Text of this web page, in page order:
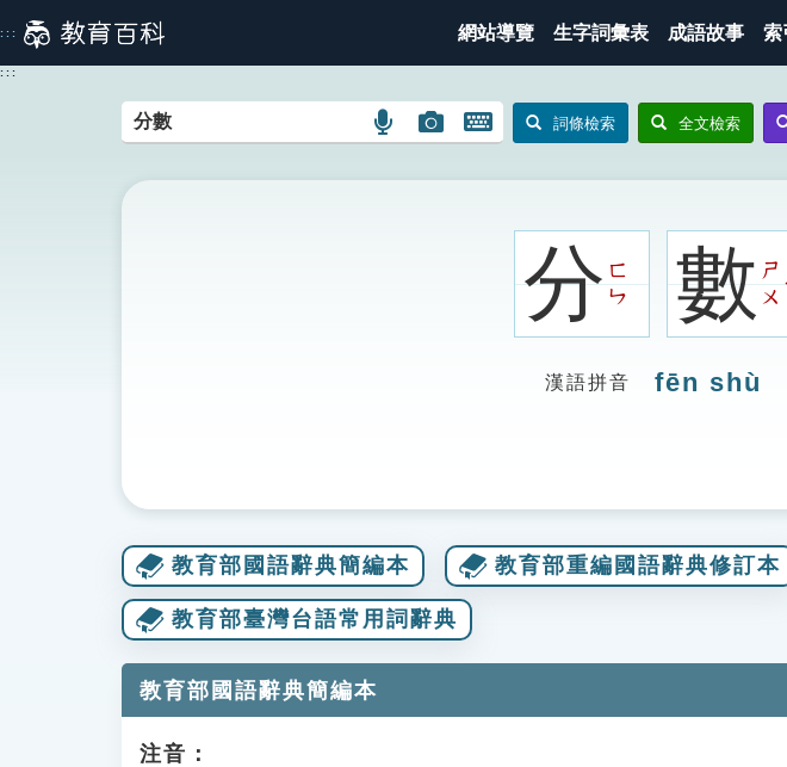
到
主
::: 網站導覽 生字詞彙表 成語故事 索
:::
語
搜
圖
搜
開
鍵
詞條檢索 全文檢索
分ㄈ
ㄣ
數ㄕ
ㄨ
漢語拼音 fēn shù
教育部國語辭典簡編本 教育部重編國語辭典修訂本
教育部臺灣台語常用詞辭典
教育部國語辭典簡編本
注音：